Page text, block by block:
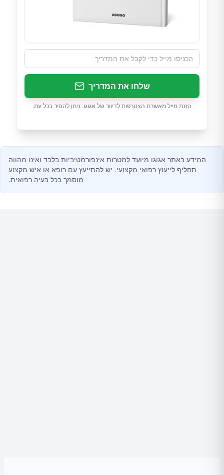
שלחו את המדריך
הזנת מייל מאשרת הצטרפות לדיוור של אגוגו. ניתן להסיר בכל עת.
המידע באתר אגוגו מיועד למטרות אינפורמטיביות בלבד ואינו מהווה
תחליף לייעוץ רפואי מקצועי. יש להתייעץ עם רופא או איש מקצוע
מוסמך בכל בעיה רפואית.